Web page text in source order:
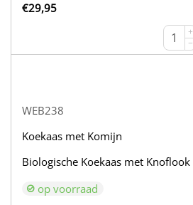
€29,95
+
−
WEB238
Koekaas met Komijn
Biologische Koekaas met Knoflook
op voorraad